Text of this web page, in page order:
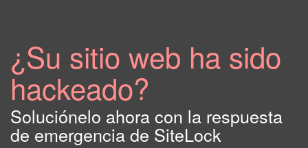
¿Su sitio web ha sido
hackeado?
Soluciónelo ahora con la respuesta
de emergencia de SiteLock